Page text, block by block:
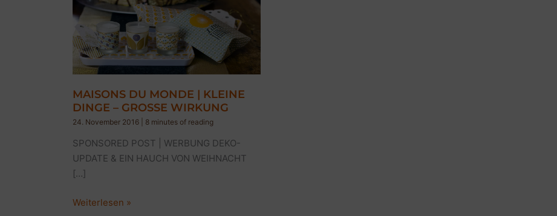
MAISONS DU MONDE | KLEINE
DINGE – GROSSE WIRKUNG
24. November 2016 8 minutes of reading
SPONSORED POST | WERBUNG DEKO-
UPDATE & EIN HAUCH VON WEIHNACHT
[…]
MAISONS
Weiterlesen »